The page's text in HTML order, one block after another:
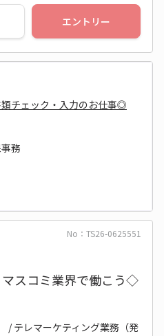
エントリー
チェック・入力のお仕事◎
務
No：TS26-0625551
スコミ業界で働こう◇
/ テレマーケティング業務（発